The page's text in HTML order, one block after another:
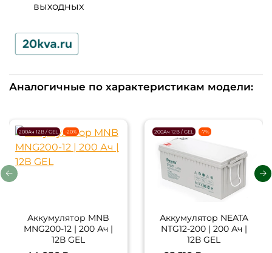
выходных
Аналогичные по характеристикам модели:
200Ач 12В / GEL -20%
Аккумулятор MNB
MNG200-12 | 200 Ач |
12В GEL
200Ач 12В / GEL -7%
Аккумулятор NEATA
NTG12-200 | 200 Ач |
12В GEL